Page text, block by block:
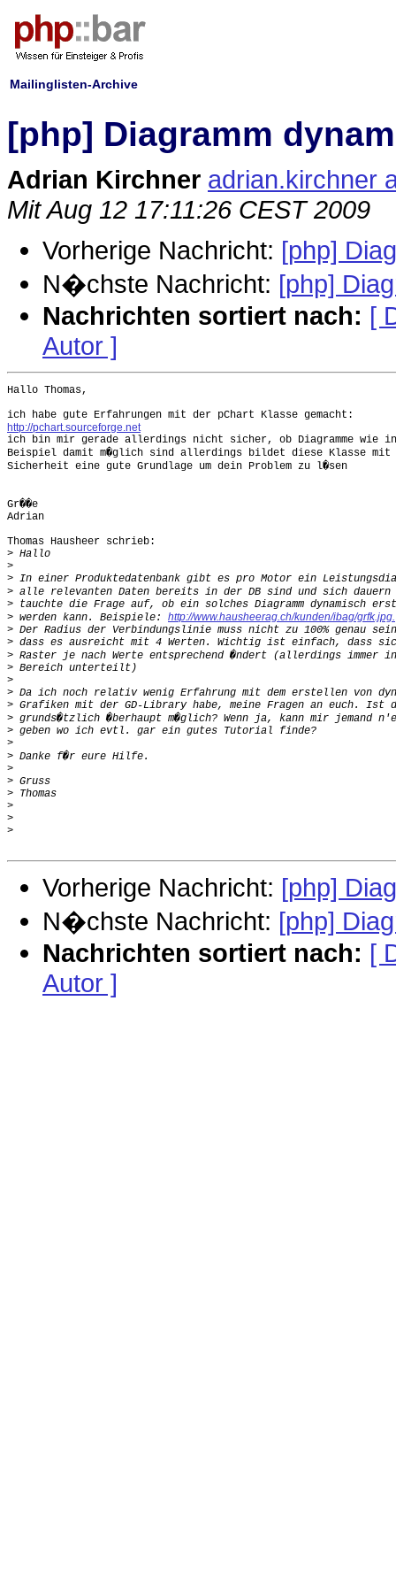
Mailinglisten-Archive
[php] Diagramm
Adrian Kirchner adrian.kirchner
Mit Aug 12 17:11:26 CEST 2009
Vorherige Nachricht: [php]
N�chste Nachricht: [php]
Nachrichten sortiert nach: [
Autor ]
Hallo Thomas,
http://pchart.sourceforge.net
ich bin mir gerade allerdings nicht sicher, ob Diagramme wie
Beispiel damit m�glich sind allerdings bildet diese Klasse mit
Sicherheit eine gute Grundlage um dein Problem zu l�sen
Gr��e
Adrian
Thomas Hausheer schrieb:
>
>
>
>
>
> werden kann. Beispiele: http://www.hausheerag.ch/kunden/ibag/grfk.jpg.
>
>
>
>
>
>
>
>
>
>
>
>
>
>
>
>
>
Vorherige Nachricht: [php]
N�chste Nachricht: [php]
Nachrichten sortiert nach: [
Autor ]